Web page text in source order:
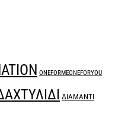
ONEFORMEONEFORYOU
ΔΙΑΜΑΝΤΙ